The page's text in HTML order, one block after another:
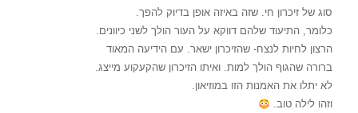
סוג של זיכרון חי. שזה באיזה אופן בדיוק להפך.
כלומר, התיעוד שלהם דווקא על העור הולך לשני כיוונים.
הרצון לחיות לנצח- שהזיכרון ישאר. עם הידיעה המאוד
ברורה שהגוף הולך למות. ואיתו הזיכרון שהקעקוע מייצג.
לא יתלו את האמנות הזו במוזיאון.
וזהו לילה טוב.